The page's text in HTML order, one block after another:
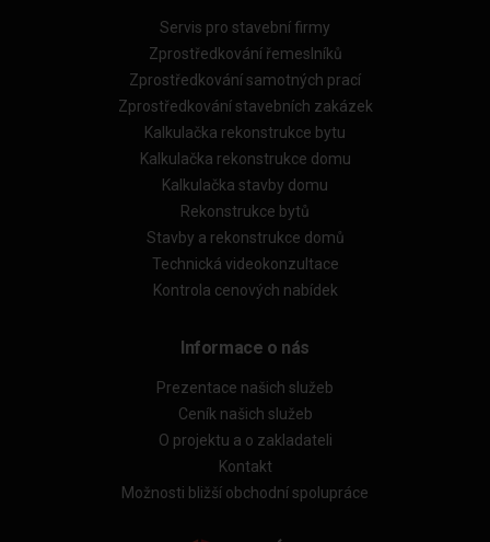
Servis pro stavební firmy
Zprostředkování řemeslníků
Zprostředkování samotných prací
Zprostředkování stavebních zakázek
Kalkulačka rekonstrukce bytu
Kalkulačka rekonstrukce domu
Kalkulačka stavby domu
Rekonstrukce bytů
Stavby a rekonstrukce domů
Technická videokonzultace
Kontrola cenových nabídek
Informace o nás
Prezentace našich služeb
Ceník našich služeb
O projektu a o zakladateli
Kontakt
Možnosti bližší obchodní spolupráce